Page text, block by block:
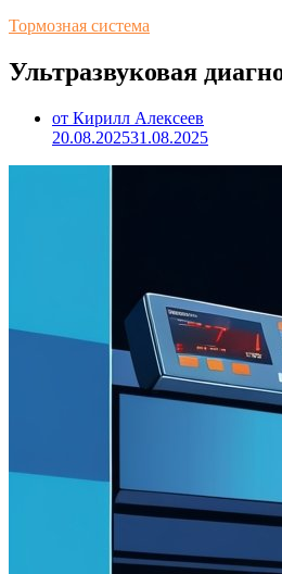
Тормозная система
Ультразвуковая
от Кирилл Алексеев
20.08.202531.08.2025